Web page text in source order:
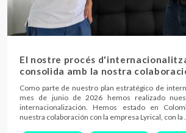
El nostre procés
consolida amb la nostra
Como parte de nuestro plan estratégico de
mes de junio de 2026 hemos realizado
internacionalización. Hemos estado en
nuestra colaboración con la empresa Lyrical, con la